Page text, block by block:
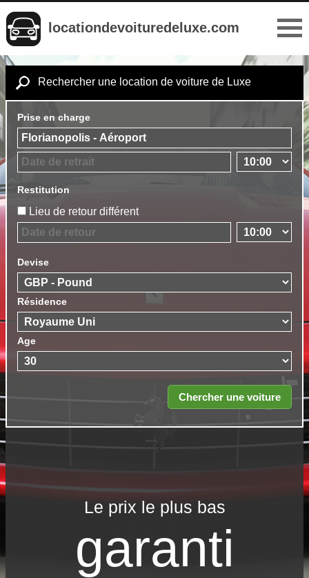
locationdevoituredeluxe.com
Rechercher une location de voiture de Luxe
Prise en charge
Restitution
Lieu de retour différent
Devise
Résidence
Age
Le prix le​ plus bas
garanti